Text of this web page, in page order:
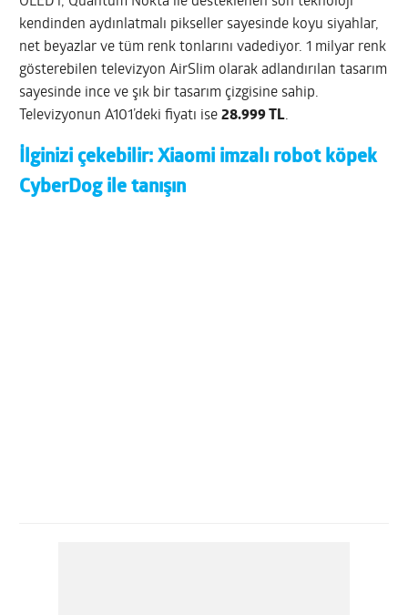
kendinden aydınlatmalı pikseller sayesinde koyu siyahlar,
net beyazlar ve tüm renk tonlarını vadediyor. 1 milyar renk
gösterebilen televizyon AirSlim olarak adlandırılan tasarım
sayesinde ince ve şık bir tasarım çizgisine sahip.
Televizyonun A101’deki fiyatı ise28.999 TL.
İlginizi çekebilir:Xiaomi imzalı robot köpek
CyberDog ile tanışın